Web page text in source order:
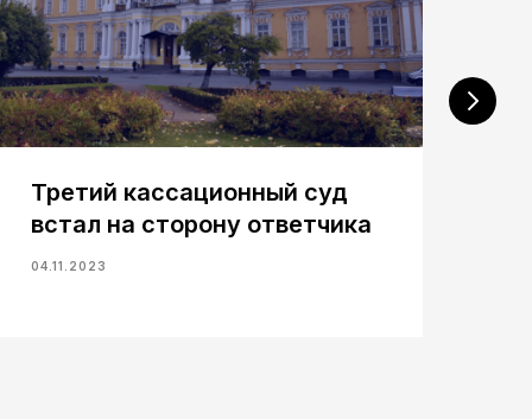
Третий кассационный суд
встал на сторону ответчика
04.11.2023